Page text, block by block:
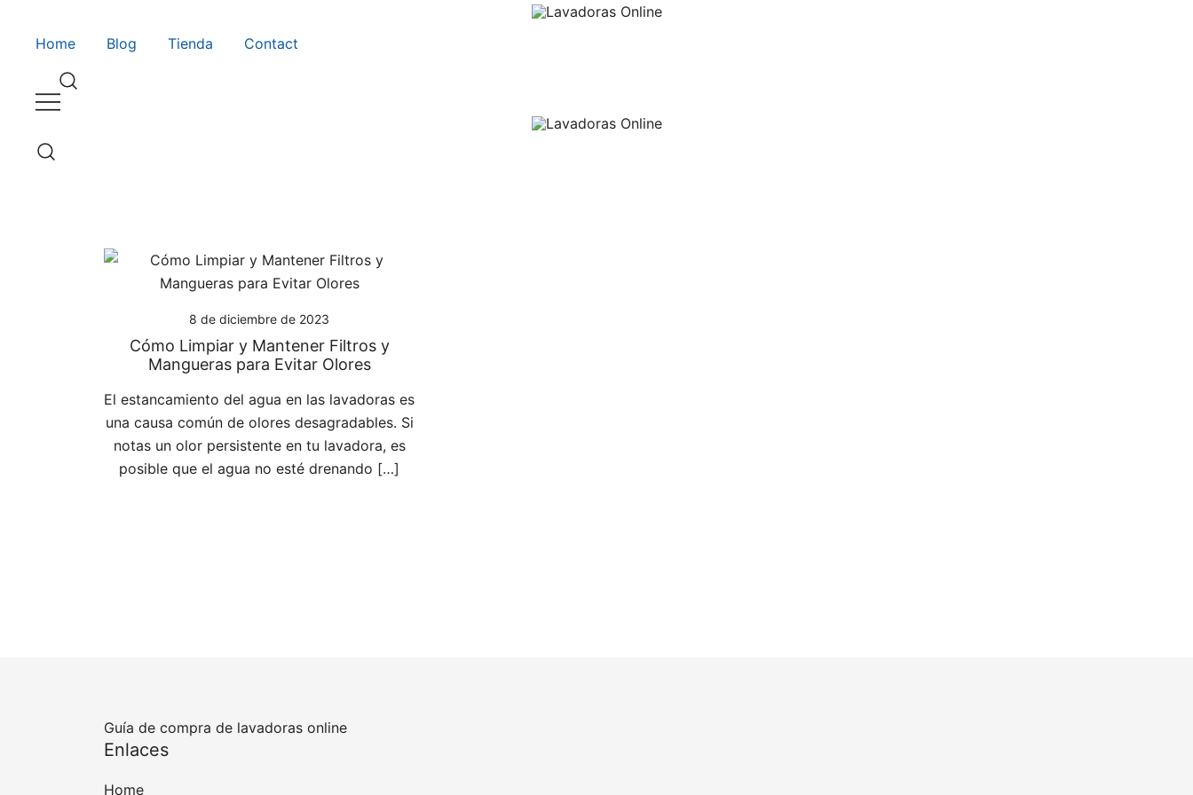
Lavadoras Online
Guía de compra de lavadoras online
Home Blog Tienda Contact
Lavadoras Online
Guía de compra de lavadoras online
8 de diciembre de 2023
Cómo Limpiar y Mantener Filtros y
Mangueras para Evitar Olores
El estancamiento del agua en las lavadoras es
una causa común de olores desagradables. Si
notas un olor persistente en tu lavadora, es
posible que el agua no esté drenando […]
Guía de compra de lavadoras online
Enlaces
Home